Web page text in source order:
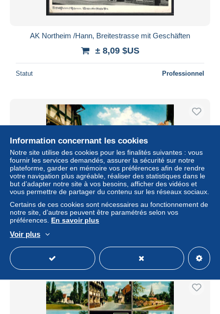
AK Northeim /Hann, Breitestrasse mit Geschäften
± 8,09 $US
Statut Professionnel
Northeim Schaupenstiel
± 4,62 $US
Statut Professionnel
Information concernant les cookies
Notre site utilise des cookies pour les finalités suivantes : vous
fournir les services demandés, assurer la sécurité sur notre
plateforme, garder en mémoire vos préférences afin de rendre
votre navigation plus agréable, réaliser des statistiques dans le
but d’adapter notre site à vos besoins, afficher des vidéos et
vous permettre de partager du contenu sur les réseaux sociaux.
Certains de ces cookies sont nécessaires au fonctionnement de
notre site, d’autres peuvent être paramétrés selon vos
préférences. En savoir plus
Voir plus